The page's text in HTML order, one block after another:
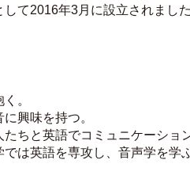
て2016年3⽉に設⽴されました
。
興味を持つ。
ちと英語でコミュニケーショ
は英語を専攻し、⾳声学を学